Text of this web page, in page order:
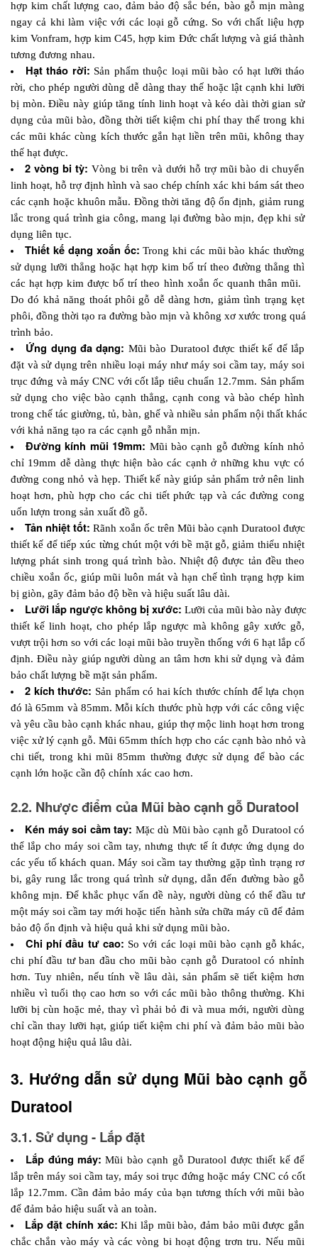
hợp kim chất lượng cao, đảm bảo độ sắc bén, bào gỗ mịn màng
ngay cả khi làm việc với các loại gỗ cứng. So với chất liệu hợp
kim Vonfram, hợp kim C45, hợp kim Đức chất lượng và giá thành
tương đương nhau.
Hạt tháo rời: Sản phẩm thuộc loại mũi bào có hạt lưỡi tháo
rời, cho phép người dùng dễ dàng thay thế hoặc lật cạnh khi lưỡi
bị mòn. Điều này giúp tăng tính linh hoạt và kéo dài thời gian sử
dụng của mũi bào, đồng thời tiết kiệm chi phí thay thế trong khi
các mũi khác cùng kích thước gắn hạt liền trên mũi, không thay
thế hạt được.
2 vòng bi tỳ: Vòng bi trên và dưới hỗ trợ mũi bào di chuyển
linh hoạt, hỗ trợ định hình và sao chép chính xác khi bám sát theo
các cạnh hoặc khuôn mẫu. Đồng thời tăng độ ổn định, giảm rung
lắc trong quá trình gia công, mang lại đường bào mịn, đẹp khi sử
dụng liên tục.
Thiết kế dạng xoắn ốc: Trong khi các mũi bào khác thường
sử dụng lưỡi thẳng hoặc hạt hợp kim bố trí theo đường thẳng thì
các hạt hợp kim được bố trí theo hình xoắn ốc quanh thân mũi.
Do đó khả năng thoát phôi gỗ dễ dàng hơn, giảm tình trạng kẹt
phôi, đồng thời tạo ra đường bào mịn và không xơ xước trong quá
trình bảo.
Ứng dụng đa dạng: Mũi bào Duratool được thiết kế để lắp
đặt và sử dụng trên nhiều loại máy như máy soi cầm tay, máy soi
trục đứng và máy CNC với cốt lắp tiêu chuẩn 12.7mm. Sản phẩm
sử dụng cho việc bào cạnh thẳng, cạnh cong và bào chép hình
trong chế tác giường, tủ, bàn, ghế và nhiều sản phẩm nội thất khác
với khả năng tạo ra các cạnh gỗ nhẵn mịn.
Đường kính mũi 19mm: Mũi bào cạnh gỗ đường kính nhỏ
chỉ 19mm dễ dàng thực hiện bào các cạnh ở những khu vực có
đường cong nhỏ và hẹp. Thiết kế này giúp sản phẩm trở nên linh
hoạt hơn, phù hợp cho các chi tiết phức tạp và các đường cong
uốn lượn trong sản xuất đồ gỗ.
Tản nhiệt tốt: Rãnh xoắn ốc trên Mũi bào cạnh Duratool được
thiết kế để tiếp xúc từng chút một với bề mặt gỗ, giảm thiểu nhiệt
lượng phát sinh trong quá trình bào. Nhiệt độ được tản đều theo
chiều xoắn ốc, giúp mũi luôn mát và hạn chế tình trạng hợp kim
bị giòn, gãy đảm bảo độ bền và hiệu suất lâu dài.
Lưỡi lắp ngược không bị xước: Lưỡi của mũi bào này được
thiết kế linh hoạt, cho phép lắp ngược mà không gây xước gỗ,
vượt trội hơn so với các loại mũi bào truyền thống với 6 hạt lắp cố
định. Điều này giúp người dùng an tâm hơn khi sử dụng và đảm
bảo chất lượng bề mặt sản phẩm.
2 kích thước: Sản phẩm có hai kích thước chính để lựa chọn
đó là 65mm và 85mm. Mỗi kích thước phù hợp với các công việc
và yêu cầu bào cạnh khác nhau, giúp thợ mộc linh hoạt hơn trong
việc xử lý cạnh gỗ. Mũi 65mm thích hợp cho các cạnh bào nhỏ và
chi tiết, trong khi mũi 85mm thường được sử dụng để bào các
cạnh lớn hoặc cần độ chính xác cao hơn.
2.2. Nhược điểm của Mũi bào cạnh gỗ Duratool
Kén máy soi cầm tay: Mặc dù Mũi bào cạnh gỗ Duratool có
thể lắp cho máy soi cầm tay, nhưng thực tế ít được ứng dụng do
các yếu tố khách quan. Máy soi cầm tay thường gặp tình trạng rơ
bi, gây rung lắc trong quá trình sử dụng, dẫn đến đường bào gỗ
không mịn. Để khắc phục vấn đề này, người dùng có thể đầu tư
một máy soi cầm tay mới hoặc tiến hành sửa chữa máy cũ để đảm
bảo độ ổn định và hiệu quả khi sử dụng mũi bào.
Chi phí đầu tư cao: So với các loại mũi bào cạnh gỗ khác,
chi phí đầu tư ban đầu cho mũi bào cạnh gỗ Duratool có nhỉnh
hơn. Tuy nhiên, nếu tính về lâu dài, sản phẩm sẽ tiết kiệm hơn
nhiều vì tuổi thọ cao hơn so với các mũi bào thông thường. Khi
lưỡi bị cùn hoặc mẻ, thay vì phải bỏ đi và mua mới, người dùng
chỉ cần thay lưỡi hạt, giúp tiết kiệm chi phí và đảm bảo mũi bào
hoạt động hiệu quả lâu dài.
3. Hướng dẫn sử dụng Mũi bào cạnh gỗ
Duratool
3.1. Sử dụng - Lắp đặt
Lắp đúng máy: Mũi bào cạnh gỗ Duratool được thiết kế để
lắp trên máy soi cầm tay, máy soi trục đứng hoặc máy CNC có cốt
lắp 12.7mm. Cần đảm bảo máy của bạn tương thích với mũi bào
để đảm bảo hiệu suất và an toàn.
Lắp đặt chính xác: Khi lắp mũi bào, đảm bảo mũi được gắn
chắc chắn vào máy và các vòng bi hoạt động trơn tru. Nếu mũi